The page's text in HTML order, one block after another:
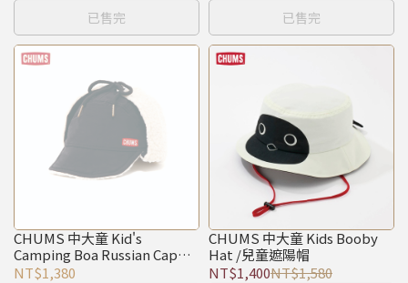
已售完 已售完
CHUMS 中大童 Kid's
Camping Boa Russian Cap保
暖風格帽 黑色
NT$1,380
CHUMS 中大童 Kids Booby
Hat /兒童遮陽帽
NT$1,400NT$1,580